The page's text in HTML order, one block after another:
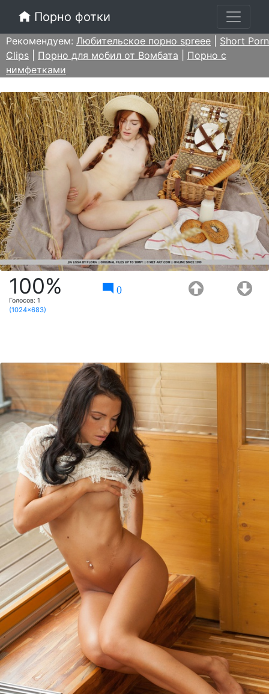
Порно фотки
Рекомендуем: Любительское порно spreee
Short Porn
Clips
Порно для мобил от Вомбата
Порно с
нимфетками
100%
Голосов: 1
0
(1024x683)